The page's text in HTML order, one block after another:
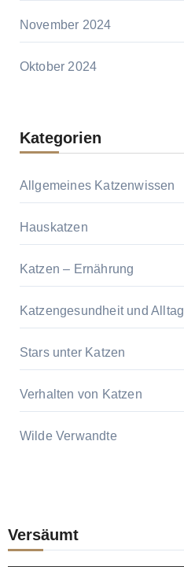
November 2024
Oktober 2024
Kategorien
Allgemeines Katzenwissen
Hauskatzen
Katzen – Ernährung
Katzengesundheit und Alltag
Stars unter Katzen
Verhalten von Katzen
Wilde Verwandte
Versäumt